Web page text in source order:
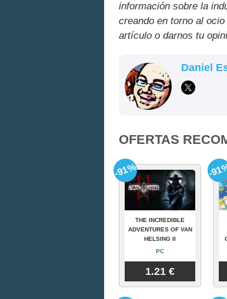
información sobre la
creando en torno al
artículo o darnos tu
Daniel
OFERTAS
THE INCREDIBLE
ADVENTURES OF VAN
HELSING II
PC
1.21 €
-91% -